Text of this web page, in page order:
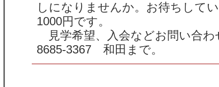
しになりませんか。お待ちして
1000円です。
見学希望、入会などお問い合わ
8685-3367 和田まで。